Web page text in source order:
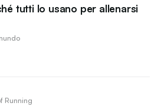
tutti lo usano per allenarsi
Running